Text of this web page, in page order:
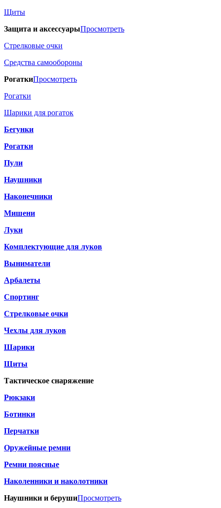
Щиты
Защита и аксессуарыПросмотреть
Стрелковые очки
Средства самообороны
РогаткиПросмотреть
Рогатки
Шарики для рогаток
Бегунки
Рогатки
Пули
Наушники
Наконечники
Мишени
Луки
Комплектующие для луков
Выниматели
Арбалеты
Спортинг
Стрелковые очки
Чехлы для луков
Шарики
Щиты
Тактическое снаряжение
Рюкзаки
Ботинки
Перчатки
Оружейные ремни
Ремни поясные
Наколенники и наколотники
Наушники и берушиПросмотреть